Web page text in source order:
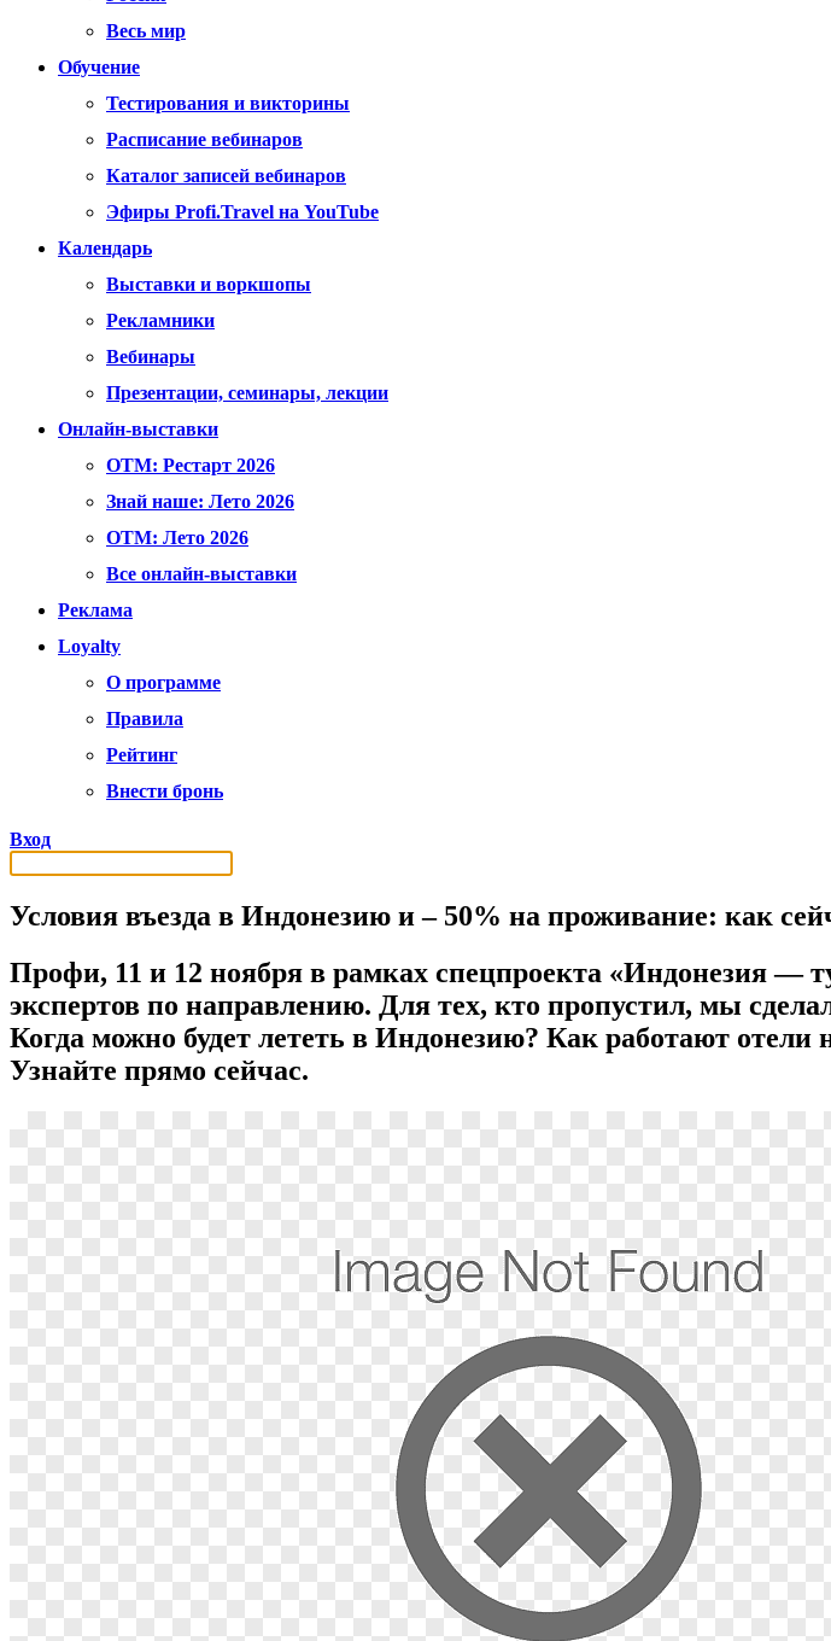
Весь мир
Обучение
Тестирования и викторины
Расписание вебинаров
Каталог записей вебинаров
Эфиры Profi.Travel на YouTube
Календарь
Выставки и воркшопы
Рекламники
Вебинары
Презентации, семинары, лекции
Онлайн-выставки
OTM: Рестарт 2026
Знай наше: Лето 2026
OTM: Лето 2026
Все онлайн-выставки
Реклама
Loyalty
О программе
Правила
Рейтинг
Внести бронь
Вход
Условия въезда в Индонезию и – 50% на проживание: как
Профи, 11 и 12 ноября в рамках спецпроекта «Индонезия —
экспертов по направлению. Для тех, кто пропустил, мы
Когда можно будет лететь в Индонезию? Как работают отели
Узнайте прямо сейчас.